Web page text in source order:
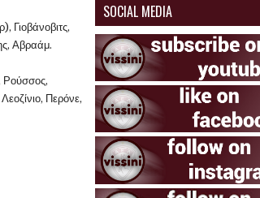
Γιοβάνοβιτς,
Αβραάμ.
Ρούσσος,
Περόνε,
SOCIAL MEDIA